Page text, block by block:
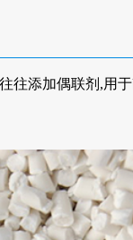
添加偶联剂,用